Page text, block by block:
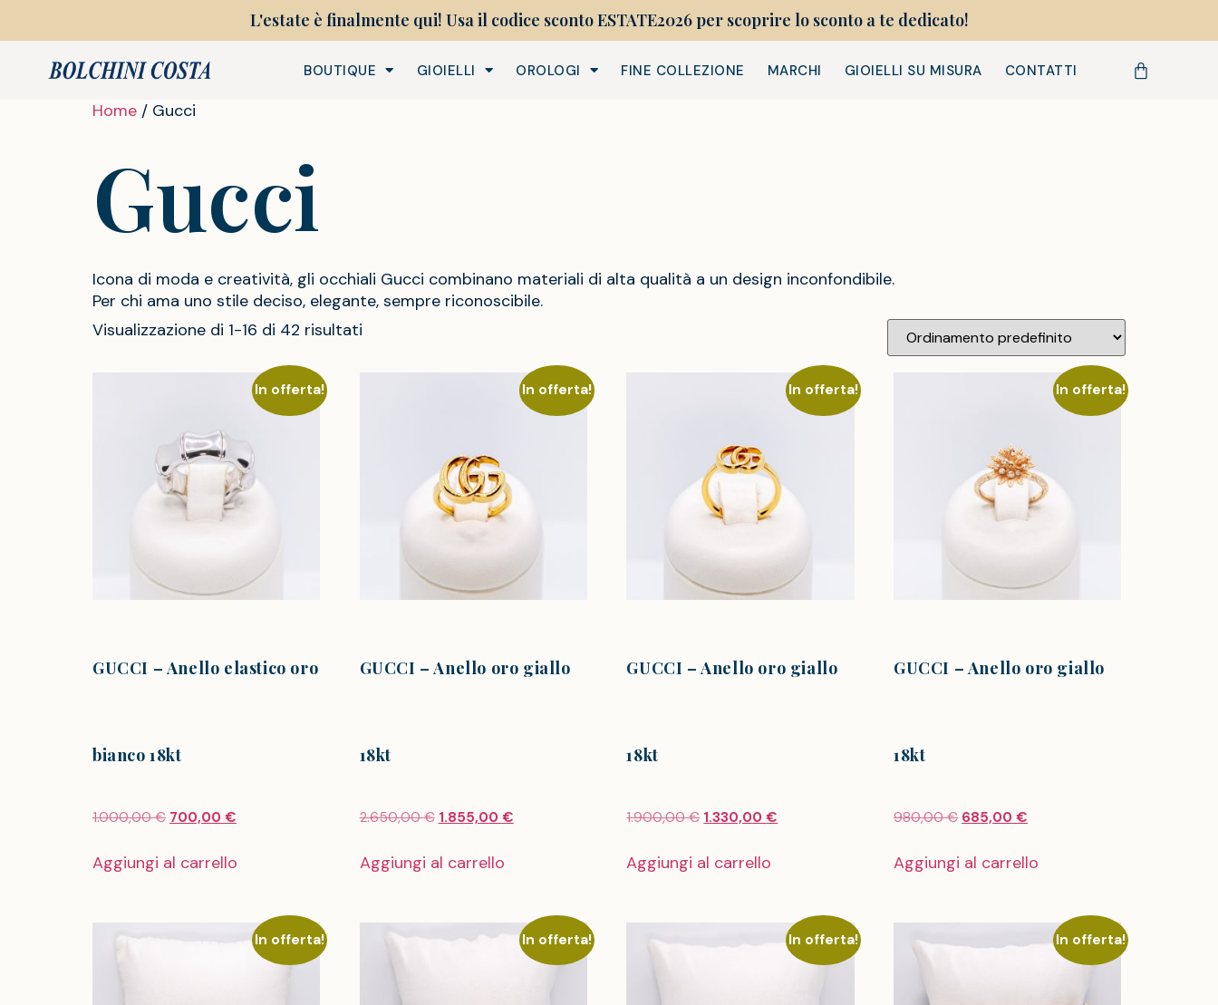
L'estate è finalmente qui! Usa il codice sconto ESTATE2026 per scoprire lo sconto a te dedicato!
BOUTIQUE GIOIELLI OROLOGI FINE COLLEZIONE MARCHI GIOIELLI SU MISURA CONTATTI
Home / Gucci
Gucci
Icona di moda e creatività, gli occhiali Gucci combinano materiali di alta qualità a un design inconfondibile.
Per chi ama uno stile deciso, elegante, sempre riconoscibile.
Visualizzazione di 1-16 di 42 risultati
In offerta!
GUCCI – Anello elastico oro
bianco 18kt
1.000,00€ 700,00 €
Aggiungi al carrello
In offerta!
GUCCI – Anello oro giallo
18kt
2.650,00€ 1.855,00 €
Aggiungi al carrello
In offerta!
GUCCI – Anello oro giallo
18kt
1.900,00€ 1.330,00€
Aggiungi al carrello
In offerta!
GUCCI – Anello oro giallo
18kt
980,00€ 685,00€
Aggiungi al carrello
In offerta! In offerta! In offerta! In offerta!